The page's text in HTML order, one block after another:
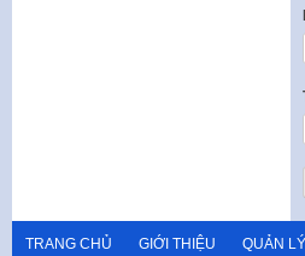
TRANG CHỦ GIỚI THIỆU QUẢN